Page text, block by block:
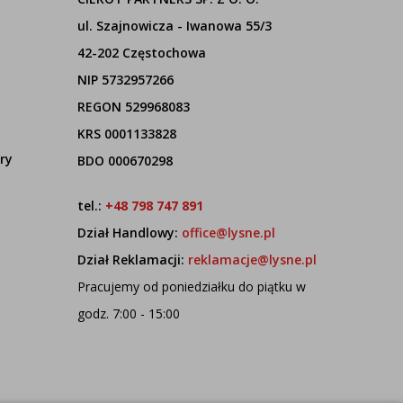
ul. Szajnowicza - Iwanowa 55/3
42-202 Częstochowa
NIP 5732957266
REGON 529968083
KRS 0001133828
BDO 000670298
tel.: +48 798 747 891
Dział Handlowy: office@lysne.pl
Dział Reklamacji: reklamacje@lysne.pl
Pracujemy od poniedziałku do piątku w
godz. 7:00 - 15:00